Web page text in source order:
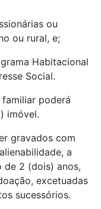
ou
ou rural, e;
Habitacional
Social.
poderá
imóvel.
gravados com
a
2 (dois) anos,
excetuadas
sucessórios.